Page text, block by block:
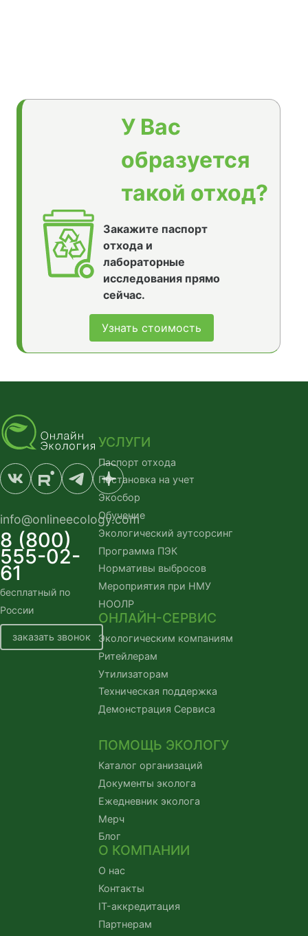
У Вас
образуется
такой отход?
Закажите паспорт
отхода и
лабораторные
исследования прямо
сейчас.
Узнать стоимость
info@onlineecology.com
8 (800)
555-02-
61
бесплатный по
России
заказать звонок
УСЛУГИ
Паспорт отхода
Постановка на учет
Экосбор
Обучение
Экологический аутсорсинг
Программа ПЭК
Нормативы выбросов
Мероприятия при НМУ
НООЛР
ОНЛАЙН-СЕРВИС
Экологическим компаниям
Ритейлерам
Утилизаторам
Техническая поддержка
Демонстрация Сервиса
ПОМОЩЬ ЭКОЛОГУ
Каталог организаций
Документы эколога
Ежедневник эколога
Мерч
Блог
О КОМПАНИИ
О нас
Контакты
IT-аккредитация
Партнерам